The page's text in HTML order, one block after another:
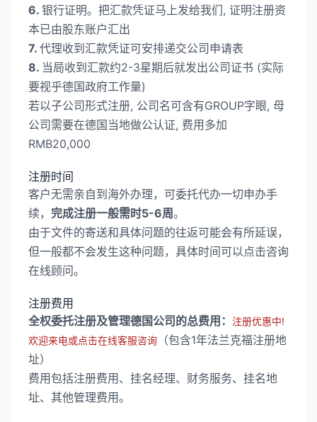
6. 银行证明。把汇款凭证马上发给我们, 证明注册资
本已由股东账户汇出
7. 代理收到汇款凭证可安排递交公司申请表
8. 当局收到汇款约2-3星期后就发出公司证书 (实际
要视乎德国政府工作量)
若以子公司形式注册, 公司名可含有GROUP字眼, 母
公司需要在德国当地做公认证, 费用多加
RMB20,000
注册时间
客户无需亲自到海外办理，可委托代办一切申办手
续， 完成注册一般需时5-6周。
由于文件的寄送和具体问题的往返可能会有所延误，
但一般都不会发生这种问题，具体时间可以点击咨询
在线顾问。
注册费用
全权委托注册及管理德国公司的总费用：
注册优惠中!
欢迎来电或点击在线客服咨询 （包含1年法兰克福注册地
址）
费用包括注册费用、挂名经理、财务服务、挂名地
址、其他管理费用。